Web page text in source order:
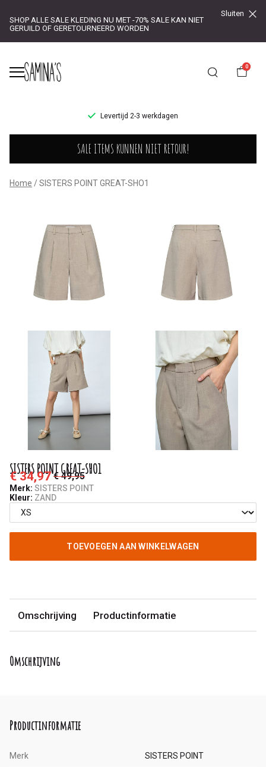
SHOP ALLE SALE KLEDING NU MET -70% SALE KAN NIET
GERUILD OF GERETOURNEERD WORDEN
Sluiten
0
Levertijd 2-3 werkdagen
SISTERS
POINT
GREAT-
Saminas
SALE ITEMS KUNNEN NIET RETOUR!
Home SISTERS POINT GREAT-SHO1
SISTERS POINT GREAT-SHO1
€ 34,97 € 49,95
Merk: SISTERS POINT
Kleur: ZAND
TOEVOEGEN AAN WINKELWAGEN
Omschrijving Productinformatie
Omschrijving
Productinformatie
Merk SISTERS POINT